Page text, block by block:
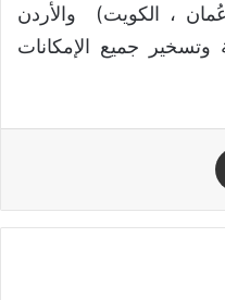
، الكويت) والأردن
وتسخير جميع الإمكانات